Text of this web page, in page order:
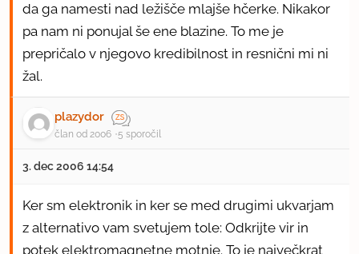
da ga namesti nad ležišče mlajše hčerke. Nikakor
pa nam ni ponujal še ene blazine. To me je
prepričalo v njegovo kredibilnost in resnični mi ni
žal.
plazydor
član od 2006 5 sporočil
3. dec 2006 14:54
Ker sm elektronik in ker se med drugimi ukvarjam
z alternativo vam svetujem tole: Odkrijte vir in
potek elektromagnetne motnje. To je največkrat